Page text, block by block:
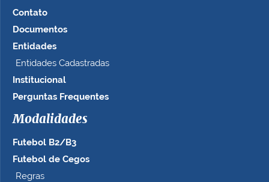
Contato
Documentos
Entidades
Entidades Cadastradas
Institucional
Perguntas Frequentes
Modalidades
Futebol B2/B3
Futebol de Cegos
Regras